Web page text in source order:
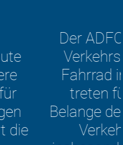
will die
– mit dem
Wir
Rechte und
—